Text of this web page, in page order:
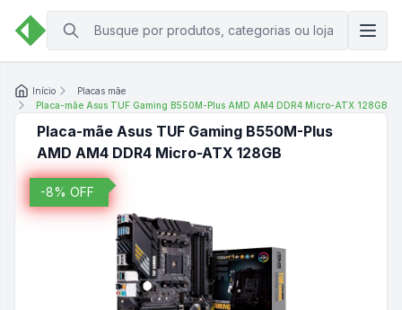
Início
Placas mãe
Placa-mãe Asus TUF Gaming B550M-Plus AMD AM4 DDR4 Micro-ATX 128GB
Placa-mãe Asus TUF Gaming B550M-Plus
AMD AM4 DDR4 Micro-ATX 128GB
-8% OFF